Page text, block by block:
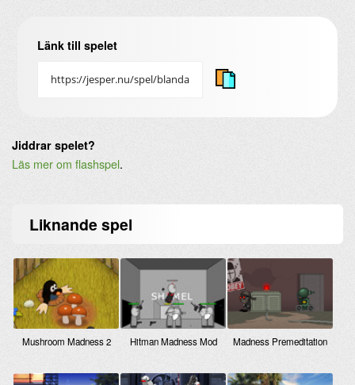
Länk till spelet
Jiddrar spelet?
Läs mer om flashspel.
Liknandespel
Mushroom Madness 2 Hitman Madness Mod Madness Premeditation